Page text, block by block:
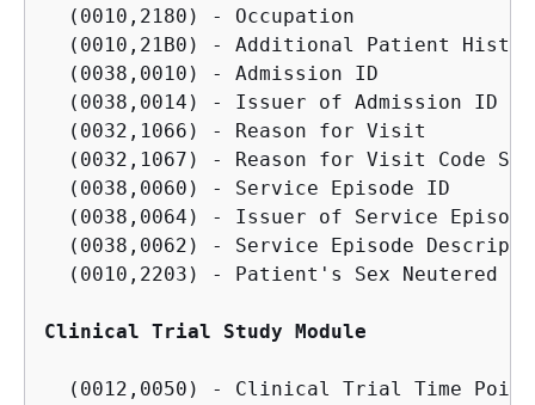
  (0010,2180) - Occupation
(0010,21B0) - Additional Patient
  (0038,0010) - Admission ID
(0038,0014) - Issuer of Admission ID
  (0032,1066) - Reason for Visit
(0032,1067) - Reason for Visit Code
  (0038,0060) - Service Episode ID
(0038,0064) - Issuer of Service
(0038,0062) - Service Episode
  (0010,2203) - Patient's Sex Neutered
Clinical Trial Study Module
(0012,0050) - Clinical Trial Time